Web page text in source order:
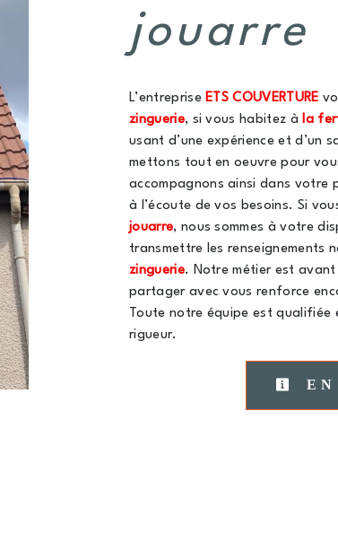
jouarre
L’entrepriseETS COUVERTURE
zinguerie, si vous habitez àla
usant d’une expérience et d’un
mettons tout en oeuvre pour
accompagnons ainsi dans votre
à l’écoute de vos besoins. Si
jouarre, nous sommes à votre
transmettre les renseignements
zinguerie. Notre métier est
partager avec vous renforce
Toute notre équipe est
rigueur.